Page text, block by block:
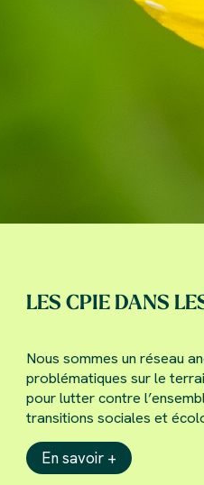
LES CPIE DANS
Nous sommes un réseau
problématiques sur le
pour lutter contre
transitions sociales et
En savoir +